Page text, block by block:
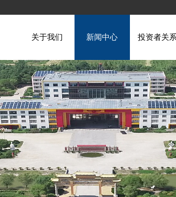
关于我们 新闻中心 投资者关系